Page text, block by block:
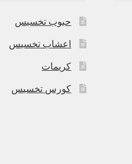
حبوب تخسيس
اعشاب تخسيس
كريمات
كورس تخسيس